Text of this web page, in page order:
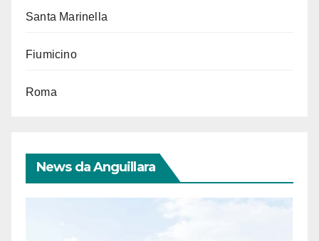
Santa Marinella
Fiumicino
Roma
News da Anguillara